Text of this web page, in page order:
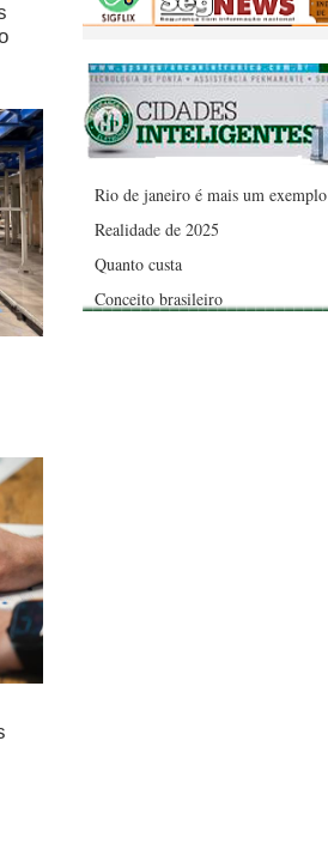
Rio de janeiro é mais um exemplo
Realidade de 2025
Quanto custa
Conceito brasileiro